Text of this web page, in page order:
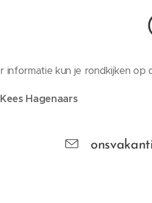
informatie kun je rondkijken
Hagenaars